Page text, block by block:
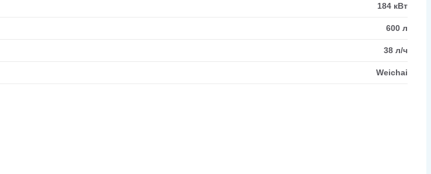
184 кВт
600 л
38 л/ч
Weichai